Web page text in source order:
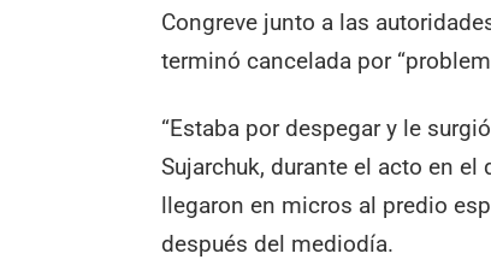
Congreve junto a las
terminó cancelada por
“Estaba por despegar y le
Sujarchuk, durante el acto en
llegaron en micros al predio
después del mediodía.